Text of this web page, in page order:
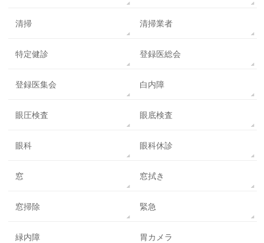
清掃 清掃業者
特定健診 登録医総会
登録医集会 白内障
眼圧検査 眼底検査
眼科 眼科休診
窓 窓拭き
窓掃除 緊急
緑内障 胃カメラ